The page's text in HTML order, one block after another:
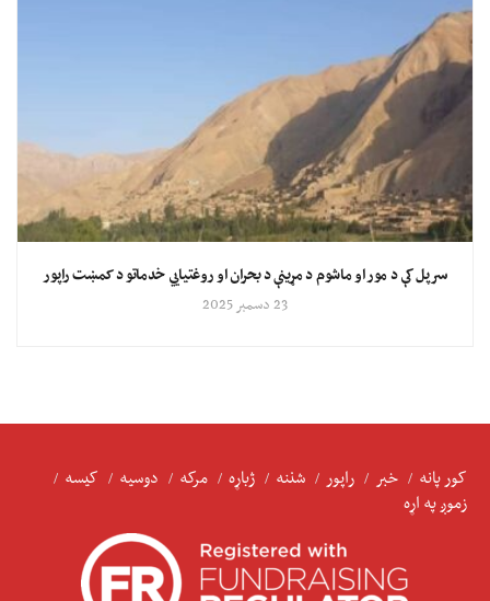
سرپل کې د مور او ماشوم د مړینې د بحران او روغتیايي خدماتو د کمښت راپور
23 دسمبر 2025
کور پانه خبر راپور شننه ژباړه مرکه دوسیه
کیسه
زموږ په اړه